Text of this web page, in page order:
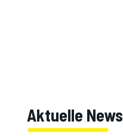
Aktuelle News